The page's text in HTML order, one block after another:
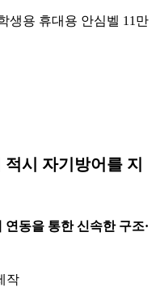
생용 휴대용 안심벨 11만
적시 자기방어를 지
동을 통한 신속한 구조·
작